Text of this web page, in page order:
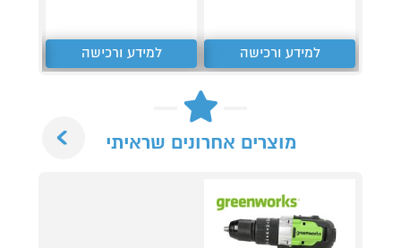
למידע ורכישה למידע ורכישה
מוצרים אחרונים שראיתי